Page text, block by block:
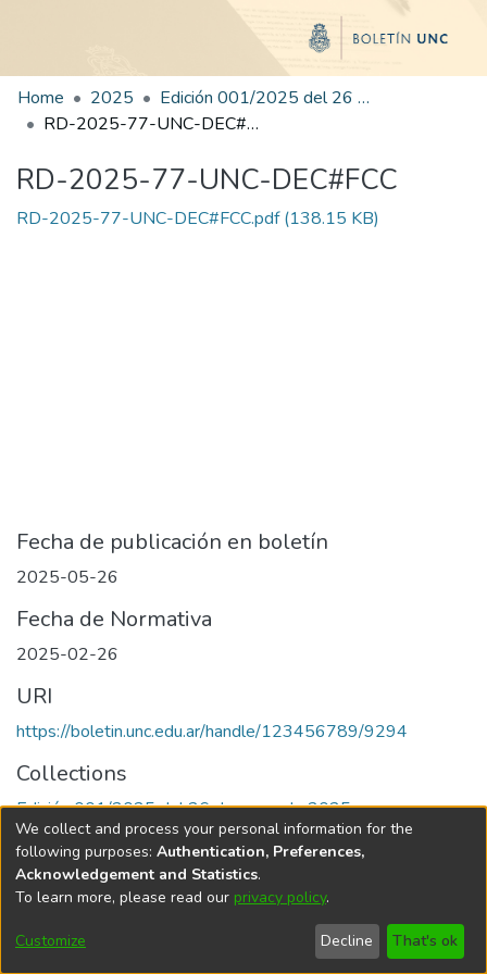
Home 2025
Edición 001/2025 del 26 de mayo de 2025
RD-2025-77-UNC-DEC#FCC
RD-2025-77-UNC-DEC#FCC
RD-2025-77-UNC-DEC#FCC.pdf(138.15 KB)
Fecha de publicación en boletín
2025-05-26
Fecha de Normativa
2025-02-26
URI
https://boletin.unc.edu.ar/handle/123456789/9294
Collections
Edición 001/2025 del 26 de mayo de 2025
Universidad Nacional de Córdoba
We collect and process your personal information for the
following purposes: Authentication, Preferences,
Acknowledgement and Statistics.
To learn more, please read our privacy policy.
Customize Decline That's ok